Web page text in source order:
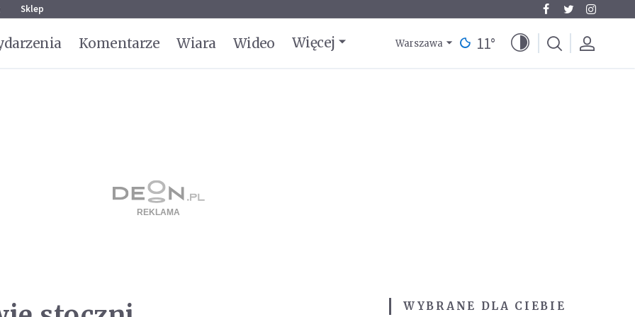
Sklep
Komentarze Wiara Wideo Więcej Warszawa 11°
WYBRANE DLA CIEBIE